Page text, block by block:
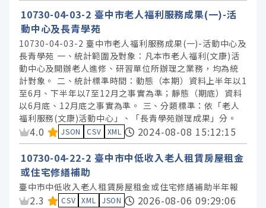
10730-04-03-2 臺中市老人福利服務成果(一)-活
動中心及長青學苑
10730-04-03-2 臺中市老人福利服務成果(一)-活動中心及
長青學苑 一、統計範圍及對象：凡本市老人福利(文康)活
動中心及開辦老人進修、研習單位所辦理之業務，均為統
計對象。 二、統計標準時間：動態（本期）資料上半年以1
至6月、下半年以7至12月之事實為準；靜態（期底）資料
以6月底、12月底之事實為準。 三、分類標準：依「老人
福利服務(文康)活動中心」、「長青學苑辦理成果」分。
資料集評分：
4.0 JSON CSV XML
2024-08-08 15:12:15
10730-04-22-2 臺中市中低收入老人租賃房屋租金
或住宅修繕補助
臺中市中低收入老人租賃房屋租金或住宅修繕補助半年報
資料集評分：
2.3 CSV XML JSON
2026-08-06 09:29:06